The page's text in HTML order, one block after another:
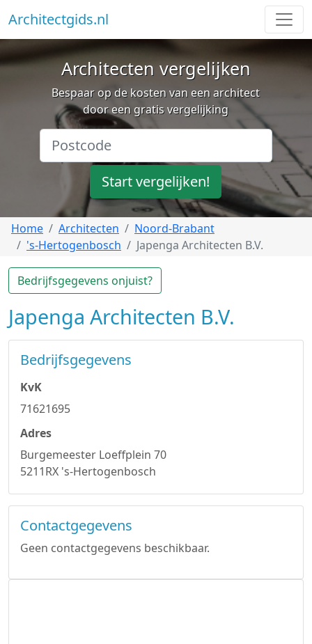
Architectgids.nl
Architecten vergelijken
Bespaar op de kosten van een architect
door een gratis vergelijking
Start vergelijken!
Home Architecten
Noord-Brabant
's-Hertogenbosch
Japenga Architecten B.V.
Bedrijfsgegevens onjuist?
Japenga Architecten B.V.
Bedrijfsgegevens
KvK
71621695
Adres
Burgemeester Loeffplein 70
5211RX 's-Hertogenbosch
Contactgegevens
Geen contactgegevens beschikbaar.